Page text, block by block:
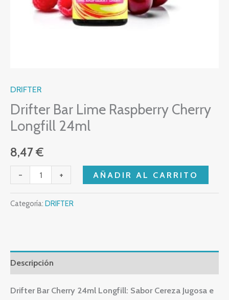
DRIFTER
Drifter Bar Lime Raspberry Cherry
Longfill 24ml
8,47€
- + AÑADIR AL CARRITO
Categoría: DRIFTER
Descripción
Drifter Bar Cherry 24ml Longfill: Sabor Cereza Jugosa e